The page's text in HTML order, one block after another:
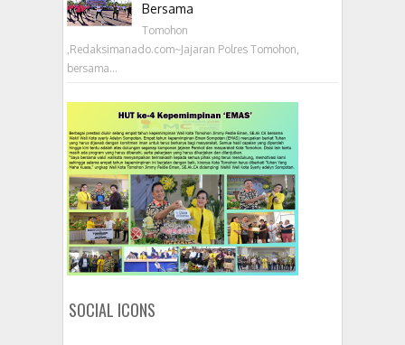
Bersama
Tomohon
,Redaksimanado.com~Jajaran Polres Tomohon,
bersama...
SOCIAL ICONS